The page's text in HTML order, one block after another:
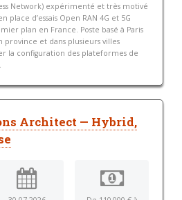
Network) expérimenté et très motivé
d’essais Open RAN 4G et 5G
plan en France. Poste basé à Paris
province et dans plusieurs villes
la configuration des plateformes de
Architect — Hybrid,